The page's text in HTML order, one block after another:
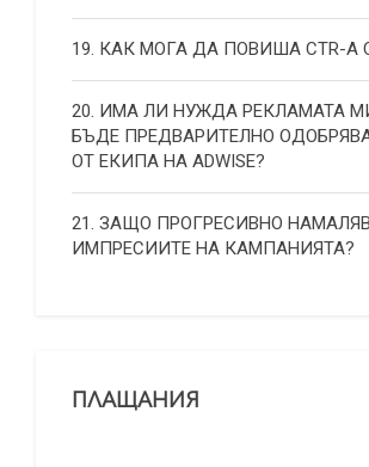
19. КАК МОГА ДА ПОВИША СТR-А
20. ИМА ЛИ НУЖДА РЕКЛАМАТА
БЪДЕ ПРЕДВАРИТЕЛНО
ОТ ЕКИПА НА ADWISE?
21. ЗАЩО ПРОГРЕСИВНО
ИМПРЕСИИТЕ НА КАМПАНИЯТА?
ПЛАЩАНИЯ